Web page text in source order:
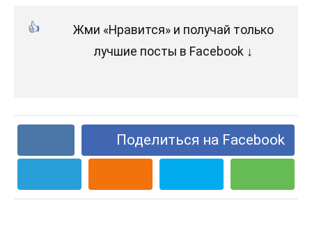
Жми «Нравится» и получай только
лучшие посты в Facebook ↓
Поделиться на Facebook